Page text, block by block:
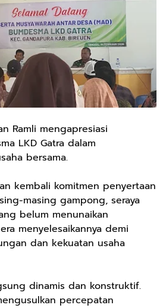
Ramli mengapresiasi
LKD Gatra dalam
bersama.
kembali komitmen penyertaan
masing gampong, seraya
belum menunaikan
menyelesaikannya demi
dan kekuatan usaha
dinamis dan konstruktif.
percepatan